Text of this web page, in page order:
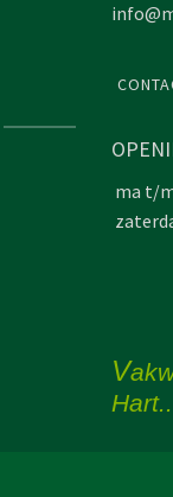
ma t/
V